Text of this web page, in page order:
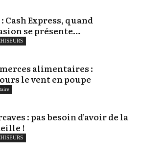
: Cash Express, quand
se présente…
alimentaires :
le vent en poupe
: pas besoin d’avoir de la
!